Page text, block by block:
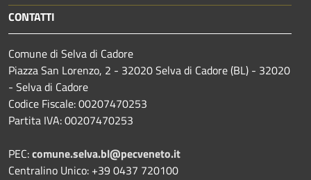
CONTATTI
Comune di Selva di Cadore
Piazza San Lorenzo, 2 - 32020 Selva di Cadore (BL) - 32020
- Selva di Cadore
Codice Fiscale: 00207470253
Partita IVA: 00207470253
PEC:comune.selva.bl@pecveneto.it
Centralino Unico: +39 0437 720100